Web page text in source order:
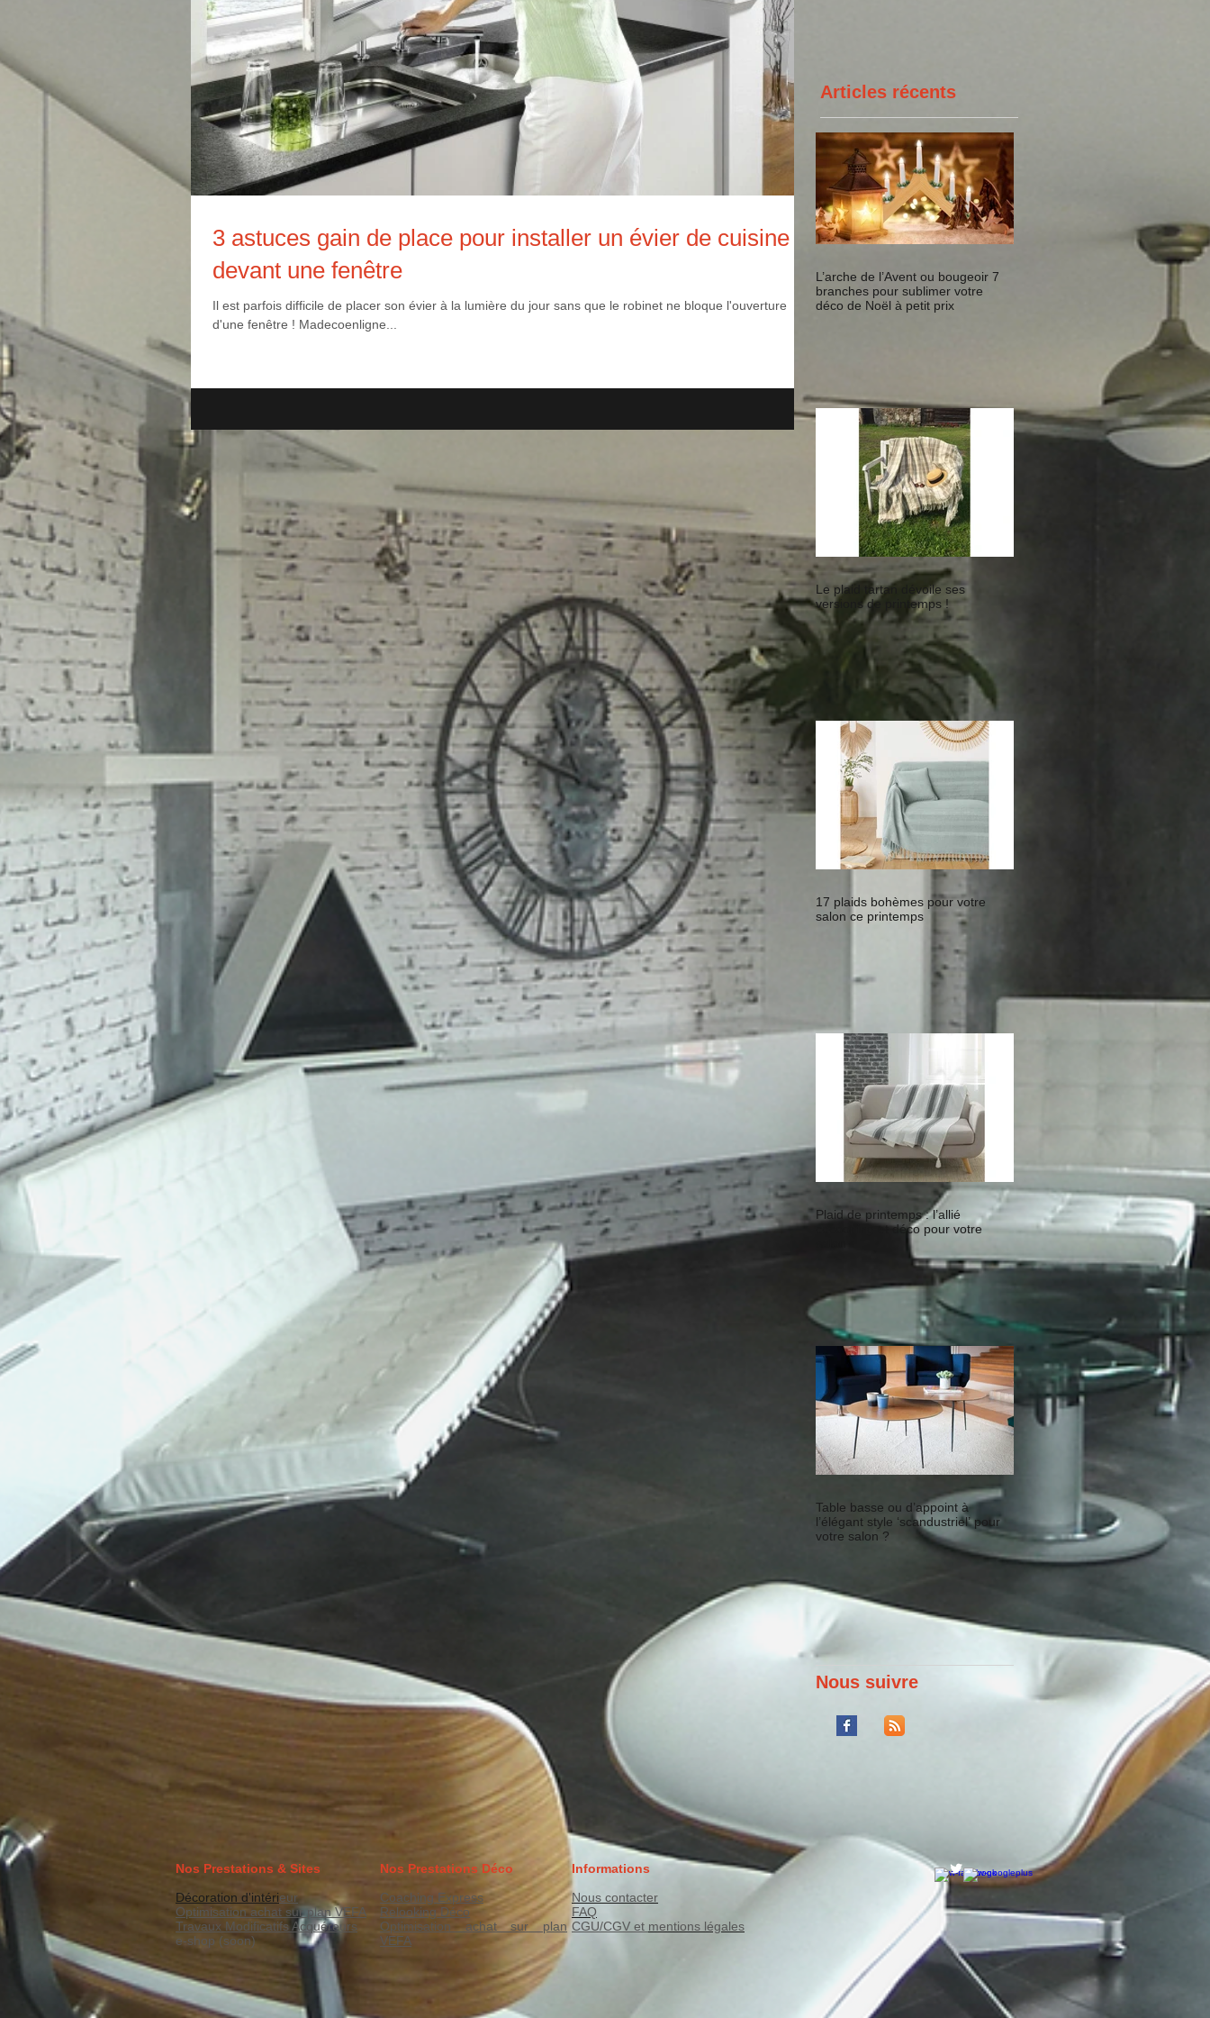
3 astuces gain de place pour installer un évier de cuisine
devant une fenêtre
Il est parfois difficile de placer son évier à la lumière du jour sans que le robinet ne bloque l'ouverture
d'une fenêtre ! Madecoenligne...
Articles récents
L’arche de l’Avent ou bougeoir 7
branches pour sublimer votre
déco de Noël à petit prix
Le plaid tartan dévoile ses
versions de printemps !
17 plaids bohèmes pour votre
salon ce printemps
Plaid de printemps : l’allié
cocooning et déco pour votre
Table basse ou d’appoint à
l’élégant style ‘scandustriel’ pour
votre salon ?
Nous suivre
Nos Prestations & Sites
Décoration d'intérieur
Optimisation achat sur plan VEFA
Travaux Modificatifs Acquéreurs
e-shop (soon)
Nos Prestations Déco
Coaching Express
Relooking Déco
Optimisation achat sur plan
VEFA
Informations
Nous contacter
FAQ
CGU/CGV et mentions légales